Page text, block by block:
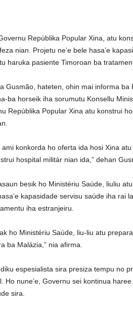
Repúblika Popular Xina, atu
nian. Projetu ne’e bele hasa’e
haruka pasiente Timoroan ba
Gusmão, hateten, ohin mai informa ba
ba horseik iha sorumutu Konsellu
Repúblika Popular Xina atu konstrui
konkorda ho oferta ida hosi Xina
hospital militár nian ida,” dehan
besik ho Ministériu Saúde, liuliu
kapasidade servisu saúde iha rai
iha estranjeiru.
ho Ministériu Saúde, liu-liu atu
ba Malázia,” nia afirma.
espesialista sira presiza tempu no
nune’e, Governu sei kontinua haree
sira.